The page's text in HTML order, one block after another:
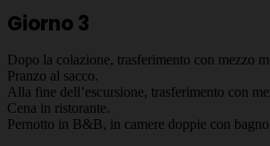
Giorno 3
Dopo la colazione, trasferimento con mezzo
Pranzo al sacco.
Alla fine dell’escursione, trasferimento con
Cena in ristorante.
Pernotto in B&B, in camere doppie con